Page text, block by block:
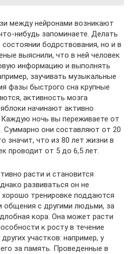
между нейронами возникают
нибудь запоминаете. Делать
бодрствования, но и в
выяснили, что в ней человек
информацию и выполнять
заучивать музыкальные
фазы быстрого сна крупные
активность мозга
начинают активно
Каждую ночь вы переживаете от
Суммарно они составляют от 20
значит, что из 80 лет жизни в
проводит от 5 до 6,5 лет.
расти и становится
развиваться он не
тренировке поддаются
общения с другими людьми, за
кора. Она может расти
к росту в течение
участков: например, у
за память. Проведенные в